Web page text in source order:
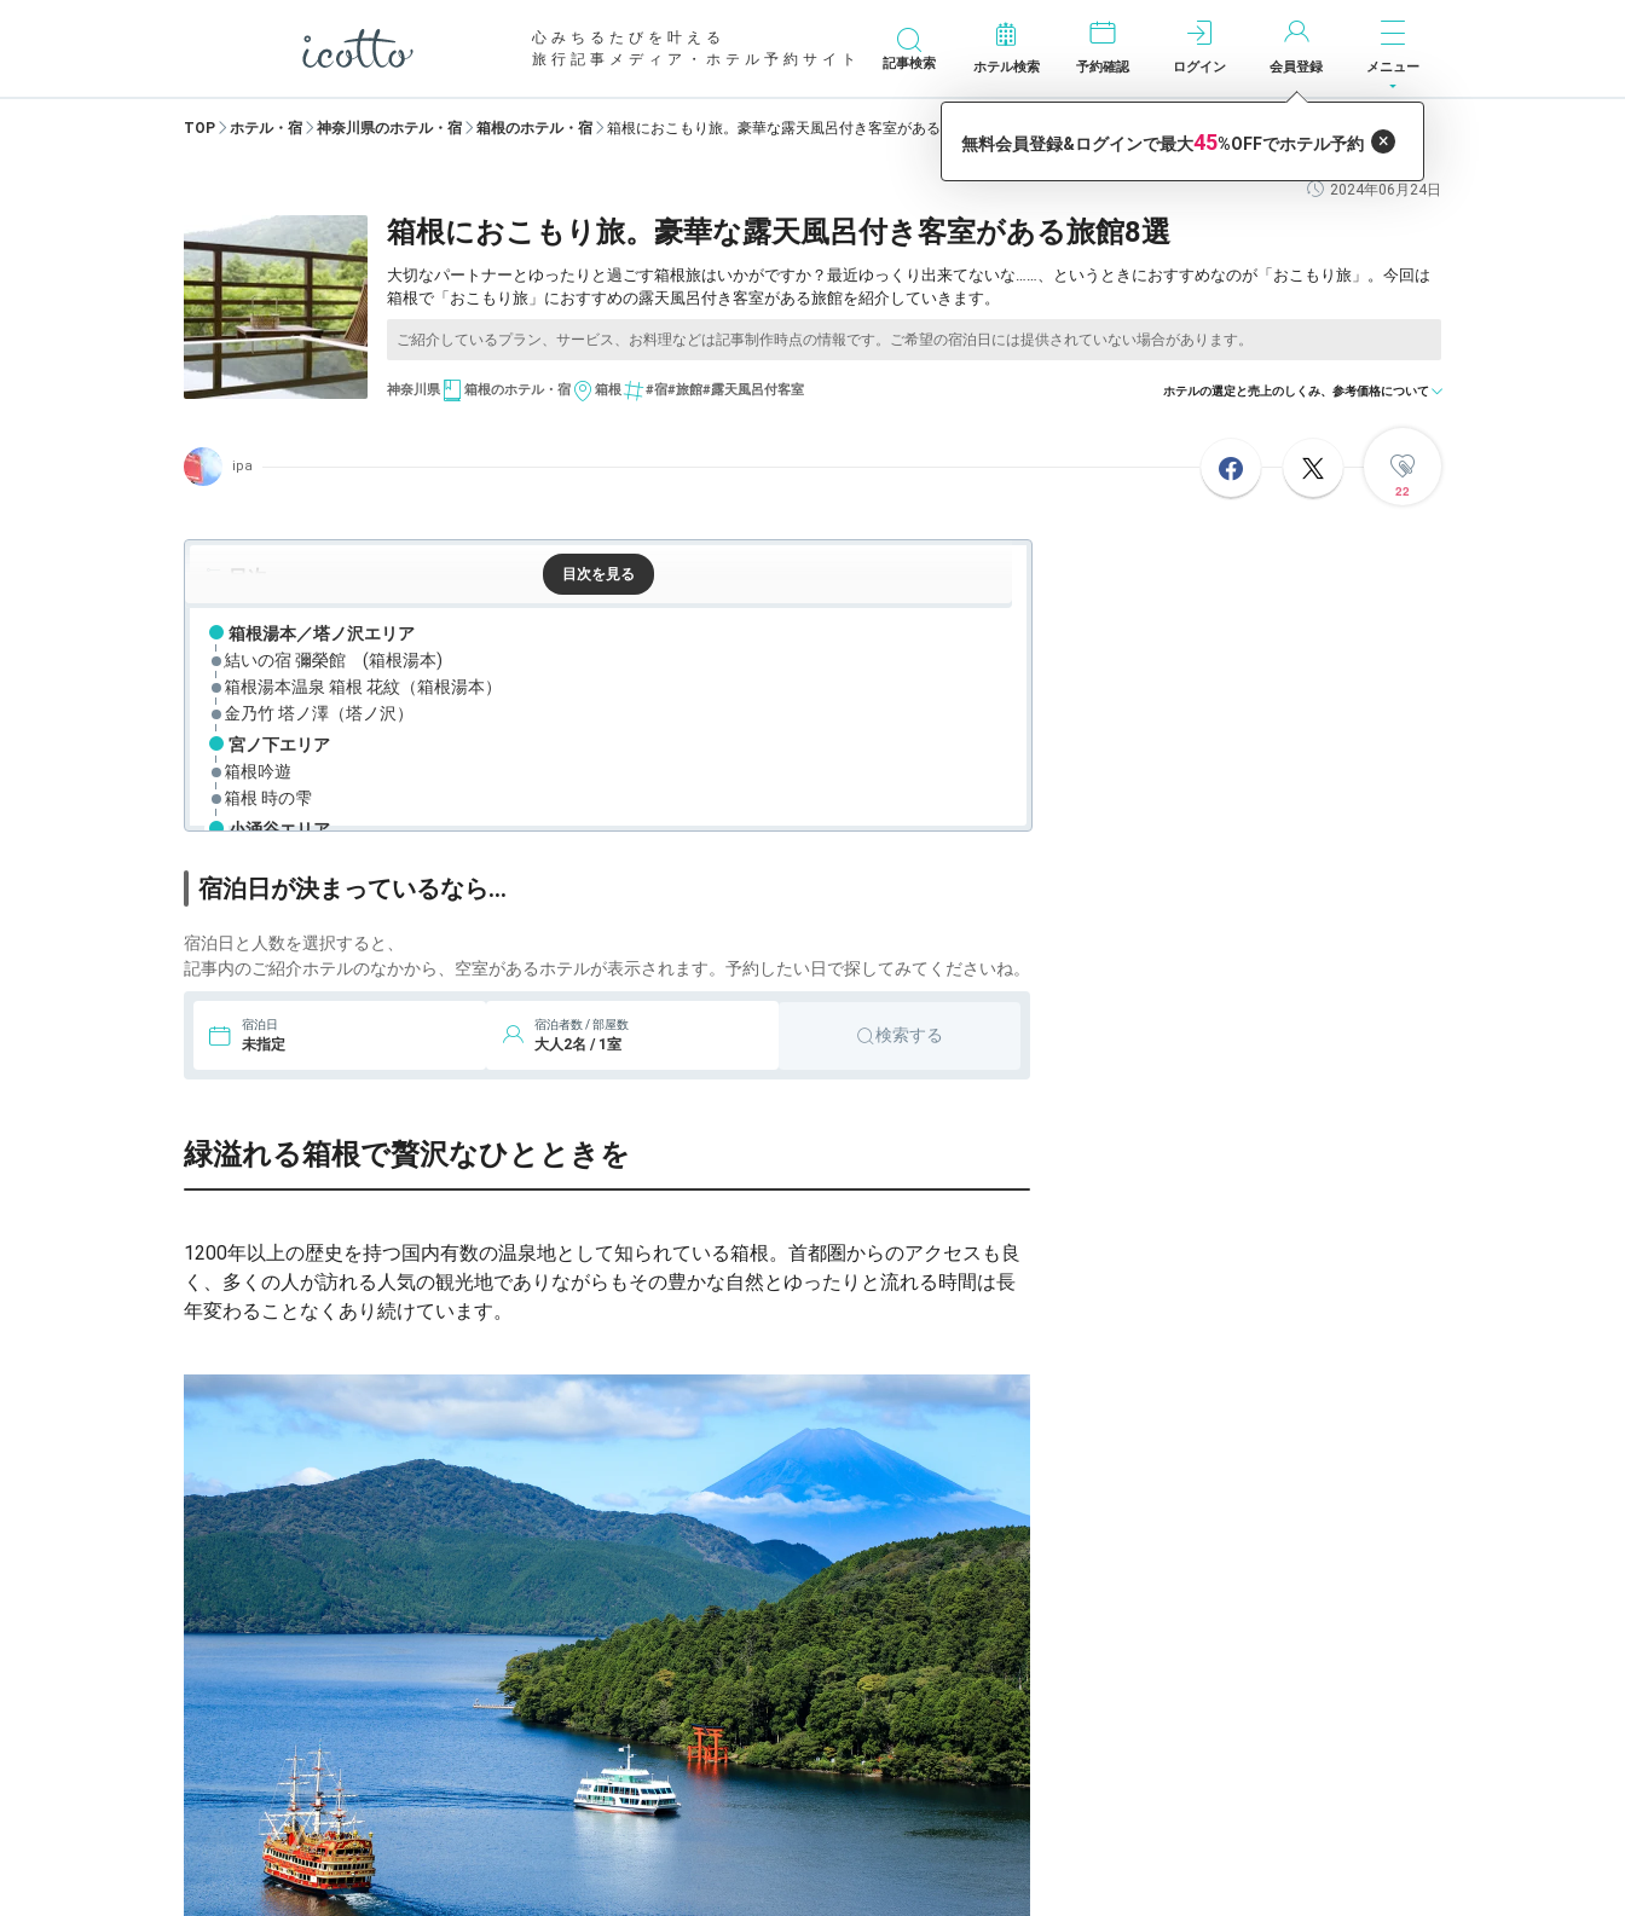
心みちるたびを叶える
旅行記事メディア・ホテル予約サイト
記事検索 ホテル検索 予約確認 ログイン 会員登録 メニュー
TOP ホテル・宿 神奈川県のホテル・宿 箱根のホテル・宿 箱根におこもり旅。豪華な露天風呂付き客室がある旅館8選
2024年06月24日
箱根におこもり旅。豪華な露天風呂付き客室がある旅館8選
大切なパートナーとゆったりと過ごす箱根旅はいかがですか？最近ゆっくり出来てないな……、というときにおすすめなのが「おこもり旅」。今回は
箱根で「おこもり旅」におすすめの露天風呂付き客室がある旅館を紹介していきます。
神奈川県 箱根のホテル・宿 箱根 #宿#旅館#露天風呂付客室 ホテルの選定と売上のしくみ、参考価格について
ipa
22
目次
箱根湯本／塔ノ沢エリア
結いの宿 彌榮館 (箱根湯本)
箱根湯本温泉 箱根 花紋（箱根湯本）
金乃竹 塔ノ澤（塔ノ沢）
宮ノ下エリア
箱根吟遊
箱根 時の雫
小涌谷エリア
強羅エリア
仙石原エリア
仙石原温泉 仙郷楼
宿泊日が決まっているなら…
宿泊日と人数を選択すると、
記事内のご紹介ホテルのなかから、空室があるホテルが表示されます。予約したい日で探してみてくださいね。
宿泊日
未指定
宿泊者数 / 部屋数
大人2名 / 1室 検索する
緑溢れる箱根で贅沢なひとときを
1200年以上の歴史を持つ国内有数の温泉地として知られている箱根。首都圏からのアクセスも良
く、多くの人が訪れる人気の観光地でありながらもその豊かな自然とゆったりと流れる時間は長
年変わることなくあり続けています。